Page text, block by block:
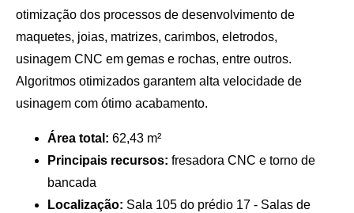
otimização dos processos de desenvolvimento de
maquetes, joias, matrizes, carimbos, eletrodos,
usinagem CNC em gemas e rochas, entre outros.
Algoritmos otimizados garantem alta velocidade de
usinagem com ótimo acabamento.
Área total: 62,43 m²
Principais recursos: fresadora CNC e torno de
bancada
Localização: Sala 105 do prédio 17 - Salas de